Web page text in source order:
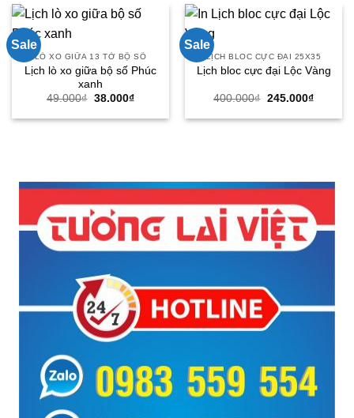
Sale
LÒ XO GIỮA 13 TỜ BỘ SỐ
Lịch lò xo giữa bộ số Phúc
xanh
49.000₫ Giá
là:
38.000₫Giá
tại
Sale
LỊCH BLOC CỰC ĐẠI 25X35
Lịch bloc cực đại Lộc Vàng
400.000₫ Giá
là:
245.000₫Giá
tại